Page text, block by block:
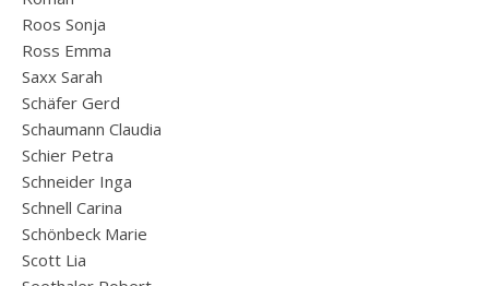
Roos Sonja
Ross Emma
Saxx Sarah
Schäfer Gerd
Schaumann Claudia
Schier Petra
Schneider Inga
Schnell Carina
Schönbeck Marie
Scott Lia